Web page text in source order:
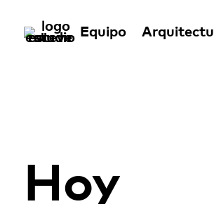
Equipo
Hoy